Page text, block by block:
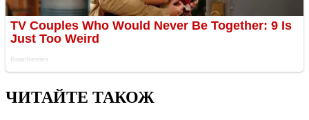
ЧИТАЙТЕ ТАКОЖ